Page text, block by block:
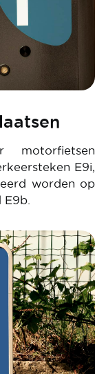
motorfietsen
E9i,
worden op